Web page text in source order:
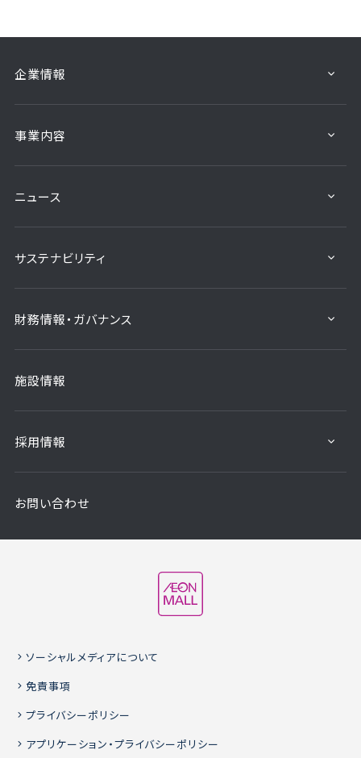
企業情報
事業内容
ニュース
サステナビリティ
財務情報・ガバナンス
施設情報
採用情報
お問い合わせ
ソーシャルメディアについて
免責事項
プライバシーポリシー
アプリケーション・プライバシーポリシー